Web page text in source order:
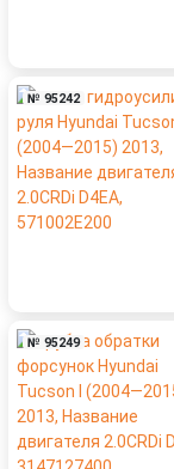
№ 95242
№ 95249